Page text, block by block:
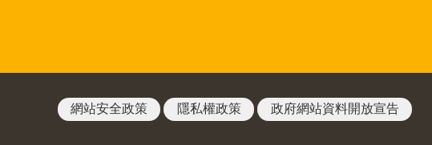
網站安全政策 隱私權政策 政府網站資料開放宣告